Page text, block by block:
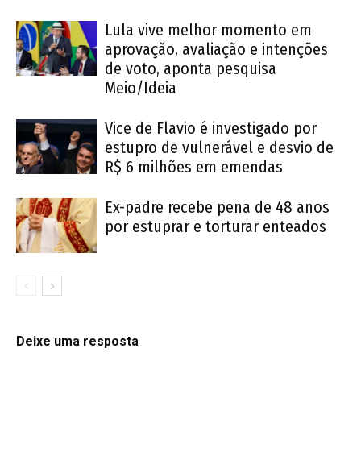
Lula vive melhor momento em
aprovação, avaliação e intenções
de voto, aponta pesquisa
Meio/Ideia
Vice de Flavio é investigado por
estupro de vulnerável e desvio de
R$ 6 milhões em emendas
Ex-padre recebe pena de 48 anos
por estuprar e torturar enteados
Deixe uma resposta